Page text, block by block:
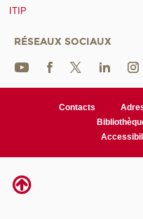
ITIP
RÉSEAUX SOCIAUX
Contacts